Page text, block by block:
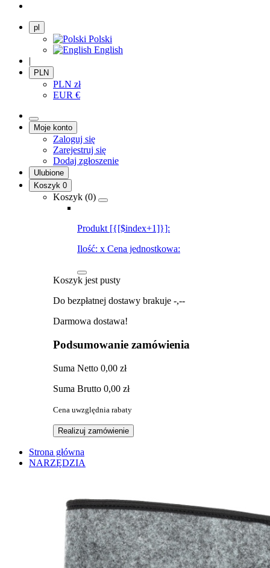
pl
Polski
English
|
PLN
PLN zł
EUR €
Moje konto
Zaloguj się
Zarejestruj się
Dodaj zgłoszenie
Ulubione
Koszyk 0
Koszyk (0)
Produkt [{[$index+1]}]:
Ilość: x Cena jednostkowa:
Koszyk jest pusty
Do bezpłatnej dostawy brakuje -,--
Darmowa dostawa!
Podsumowanie zamówienia
Suma Netto 0,00 zł
Suma Brutto 0,00 zł
Cena uwzględnia rabaty
Realizuj zamówienie
Strona główna
NARZĘDZIA